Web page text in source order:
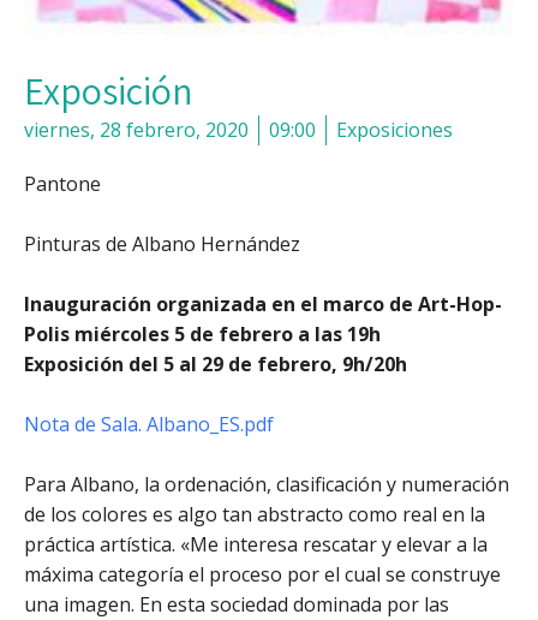
Exposición
viernes, 28 febrero, 2020 09:00 Exposiciones
Pantone
Pinturas de Albano Hernández
Inauguración organizada en el marco de Art-Hop-
Polis miércoles 5 de febrero a las 19h
Exposición del 5 al 29 de febrero, 9h/20h
Nota de Sala. Albano_ES.pdf
Para Albano, la ordenación, clasificación y numeración
de los colores es algo tan abstracto como real en la
práctica artística. «Me interesa rescatar y elevar a la
máxima categoría el proceso por el cual se construye
una imagen. En esta sociedad dominada por las